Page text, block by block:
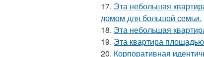
17. Эта небольшая
домом для большой семьи.
18. Эта небольшая
19. Эта квартира
20. Корпоративная